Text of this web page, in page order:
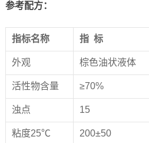
参考配方：
指标名称 指 标
外观 棕色油状液体
活性物含量 ≥70%
浊点 15
粘度25℃ 200±50